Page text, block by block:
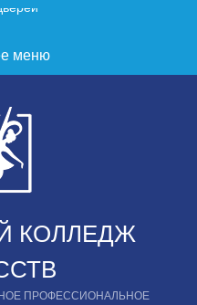
меню
КОЛЛЕДЖ
ПРОФЕССИОНАЛЬНОЕ